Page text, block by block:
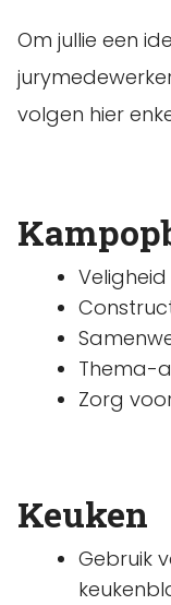
Om jullie een
volgen hier
Thema-
Zorg
Keuken
Gebruik